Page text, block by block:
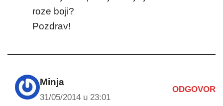
roze boji?
Pozdrav!
Minja
31/05/2014 u 23:01
ODGOVOR